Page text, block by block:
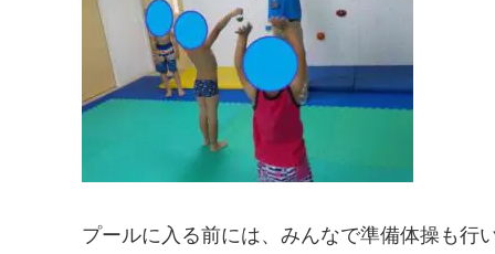
プールに入る前には、みんなで準備体操も行